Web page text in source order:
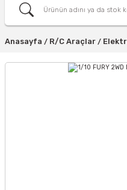
Anasayfa R/C Araçlar